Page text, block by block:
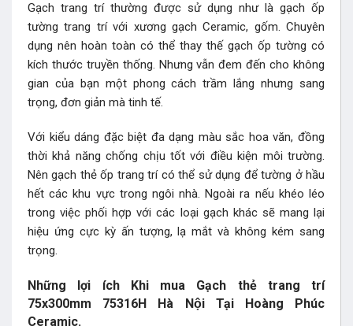
Gạch trang trí thường được sử dụng như là gạch ốp
tường trang trí với xương gạch Ceramic, gốm. Chuyên
dụng nên hoàn toàn có thể thay thế gạch ốp tường có
kích thước truyền thống. Nhưng vẫn đem đến cho không
gian của bạn một phong cách trầm lắng nhưng sang
trọng, đơn giản mà tinh tế.
Với kiểu dáng đặc biệt đa dạng màu sắc hoa văn, đồng
thời khả năng chống chịu tốt với điều kiện môi trường.
Nên gạch thẻ ốp trang trí có thể sử dụng để tường ở hầu
hết các khu vực trong ngôi nhà. Ngoài ra nếu khéo léo
trong việc phối hợp với các loại gạch khác sẽ mang lại
hiệu ứng cực kỳ ấn tượng, lạ mắt và không kém sang
trọng.
Những lợi ích Khi mua Gạch thẻ trang trí
75x300mm 75316H Hà Nội Tại Hoàng Phúc
Ceramic.